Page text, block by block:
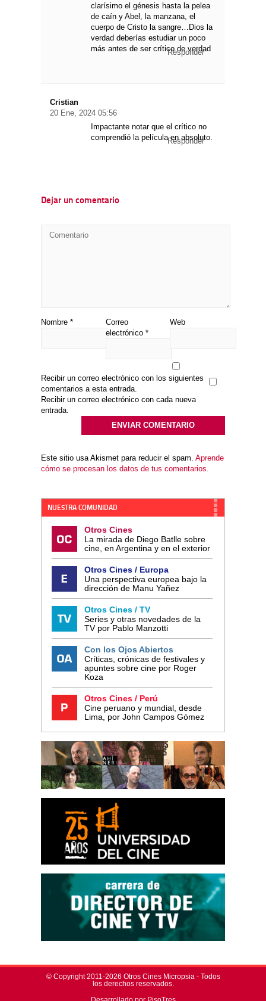
clarísimo el génesis hasta la pelea
de caín y Abel, la manzana, el
cuerpo de Cristo la sangre…Dios la
verdad deberías estudiar un poco
más antes de ser crítico de verdad
Responder
Cristian
20 Ene, 2024 05:56
Impactante notar que el crítico no
comprendió la película en absoluto.
Responder
Dejar un comentario
Nombre *
Correo
electrónico *
Web
Recibir un correo electrónico con los siguientes
comentarios a esta entrada.
Recibir un correo electrónico con cada nueva
entrada.
Este sitio usa Akismet para reducir el spam. Aprende
cómo se procesan los datos de tus comentarios.
NUESTRA COMUNIDAD
Otros Cines
La mirada de Diego Batlle sobre
cine, en Argentina y en el exterior
Otros Cines / Europa
Una perspectiva europea bajo la
dirección de Manu Yañez
Otros Cines / TV
Series y otras novedades de la
TV por Pablo Manzotti
Con los Ojos Abiertos
Críticas, crónicas de festivales y
apuntes sobre cine por Roger
Koza
Otros Cines / Perú
Cine peruano y mundial, desde
Lima, por John Campos Gómez
© Copyright 2011-2026 Otros Cines Micropsia - Todos
los derechos reservados.